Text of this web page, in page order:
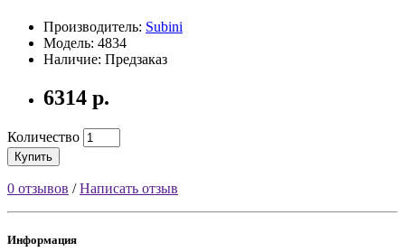
Производитель: Subini
Модель: 4834
Наличие: Предзаказ
6314 р.
Количество
Купить
0 отзывов /Написать отзыв
Информация